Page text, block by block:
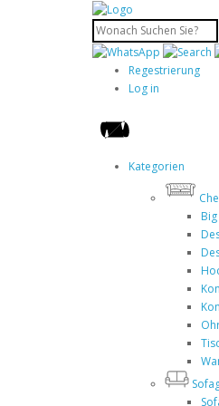
Regestrierung
Log in
Kategorien